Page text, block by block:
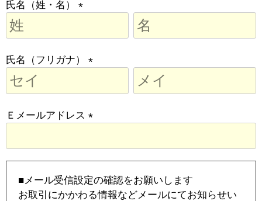
ポイント履歴
メルマガ登録 お問合せ
特定商取引法表示 個人情報の取扱い
氏名（姓・名）
必
)
氏名（フリガナ）
必
)
Ｅメールアドレス
必
須
)
■メール受信設定の確認をお願いします
お取引にかかわる情報などメールにてお知らせい